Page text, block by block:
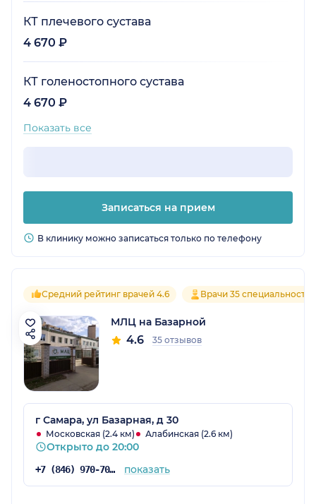
КТ плечевого сустава
4 670 ₽
КТ голеностопного сустава
4 670 ₽
Показать все
Записаться на прием
В клинику можно записаться только по телефону
Средний рейтинг врачей 4.6 Врачи 35 специальностей
МЛЦ на Базарной
4.6 35 отзывов
г Самара, ул Базарная, д 30
Московская (2.4 км) Алабинская (2.6 км)
Открыто до 20:00
+7 (846) 970-70-83 показать